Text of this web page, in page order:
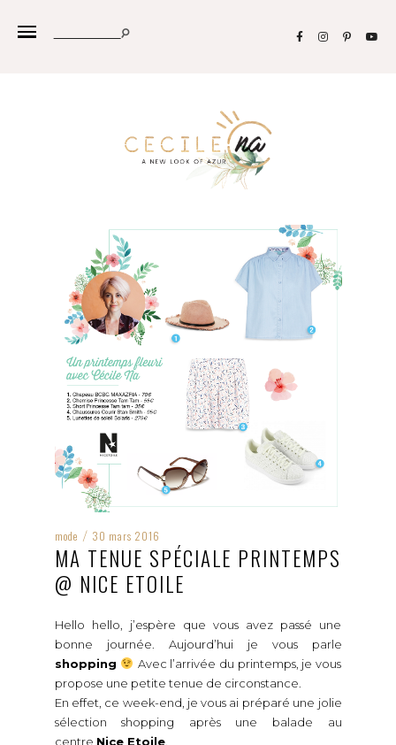
mode / 30 mars 2016
MA TENUE SPÉCIALE PRINTEMPS
@ NICE ETOILE
Hello hello, j’espère que vous avez passé une
bonne journée. Aujourd’hui je vous parle
shopping
Avec l’arrivée du printemps, je vous
propose une petite tenue de circonstance.
En effet, ce week-end, je vous ai préparé une jolie
sélection shopping après une balade au
centre Nice Etoile.